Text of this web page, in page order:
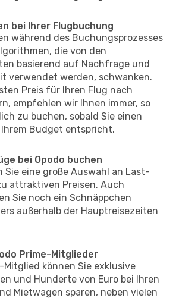
bei Ihrer Flugbuchung
während des Buchungsprozesses
die von den
basierend auf Nachfrage und
verwendet werden, schwanken.
Preis für Ihren Flug nach
empfehlen wir Ihnen immer, so
zu buchen, sobald Sie einen
Budget entspricht.
bei Opodo buchen
Sie eine große Auswahl an Last-
attraktiven Preisen. Auch
Sie noch ein Schnäppchen
außerhalb der Hauptreisezeiten
Prime-Mitglieder
Mitglied können Sie exklusive
und Hunderte von Euro bei Ihren
Mietwagen sparen, neben vielen